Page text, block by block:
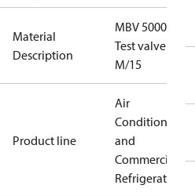
Material
Description
MBV 5000
Test valve
M/15
Product line
Air
Conditioning
and
Commercial
Refrigeration